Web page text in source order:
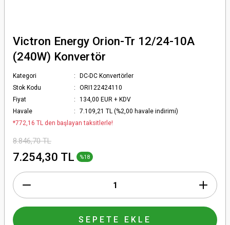
Victron Energy Orion-Tr 12/24-10A
(240W) Konvertör
Kategori
DC-DC Konvertörler
Stok Kodu
ORI122424110
Fiyat
134,00 EUR + KDV
Havale
7.109,21 TL (%2,00 havale indirimi)
*772,16 TL den başlayan taksitlerle!
8.846,70 TL
7.254,30 TL %18
SEPETE EKLE